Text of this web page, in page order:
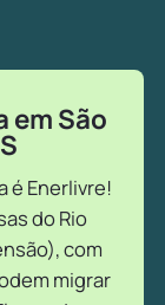
em São
é Enerlivre!
do Rio
com
migrar